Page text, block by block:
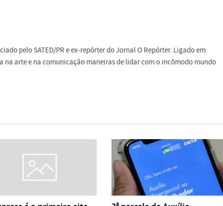
pelo SATED/PR e ex-repórter do Jornal O Repórter. Ligado em
na arte e na comunicação maneiras de lidar com o incômodo mundo